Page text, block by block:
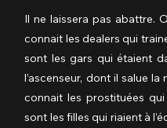
Il ne laissera pas abattre.
connait les dealers qui
sont les gars qui étaient
l’ascenseur, dont il salue
connait les prostituées
sont les filles qui riaient à